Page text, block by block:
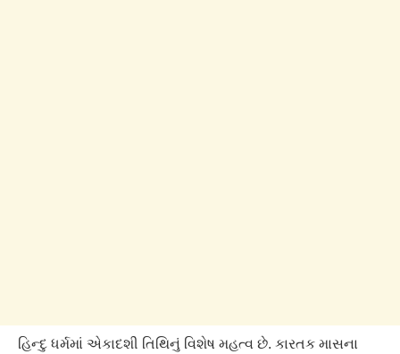
હિન્દુ ધર્મમાં એકાદશી તિથિનું વિશેષ મહત્વ છે. કારતક માસના